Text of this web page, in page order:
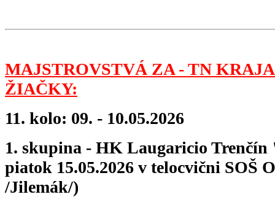
MAJSTROVSTVÁ ZA - TN
ŽIAČKY:
11. kolo: 09. - 10.05.2026
1. skupina - HK Laugaricio
piatok 15.05.2026 v telocvični SOŠ
/Jilemák/)